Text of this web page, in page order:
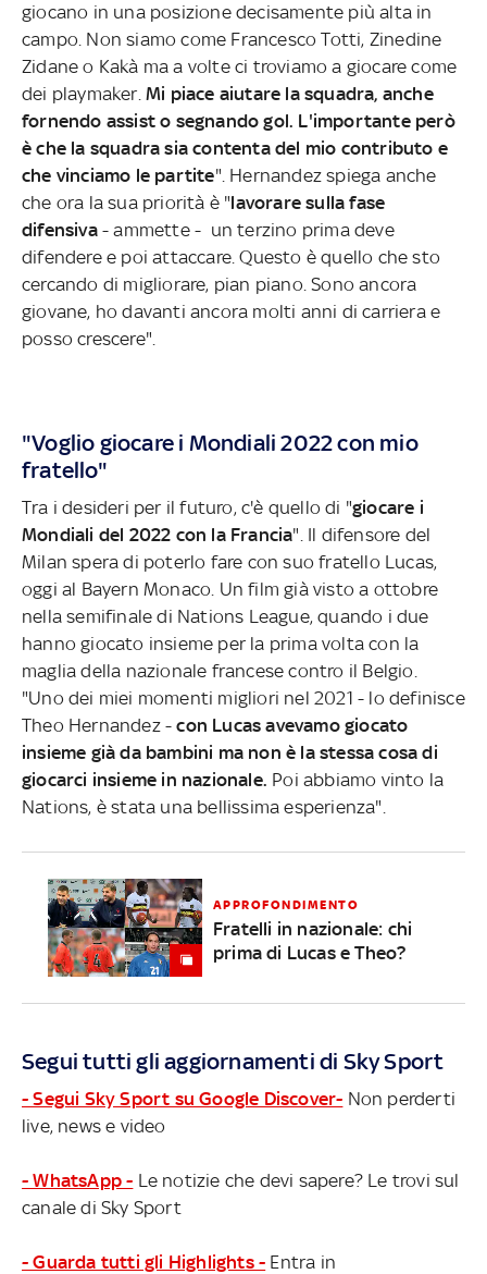
giocano in una posizione decisamente più alta in
campo. Non siamo come Francesco Totti, Zinedine
Zidane o Kakà ma a volte ci troviamo a giocare come
dei playmaker. Mi piace aiutare la squadra, anche
fornendo assist o segnando gol. L'importante però
è che la squadra sia contenta del mio contributo e
che vinciamo le partite". Hernandez spiega anche
che ora la sua priorità è "lavorare sulla fase
difensiva- ammette - un terzino prima deve
difendere e poi attaccare. Questo è quello che sto
cercando di migliorare, pian piano. Sono ancora
giovane, ho davanti ancora molti anni di carriera e
posso crescere".
"Voglio giocare i Mondiali 2022 con mio
fratello"
Tra i desideri per il futuro, c'è quello di "giocare i
Mondiali del 2022 con la Francia". Il difensore del
Milan spera di poterlo fare con suo fratello Lucas,
oggi al Bayern Monaco. Un film già visto a ottobre
nella semifinale di Nations League, quando i due
hanno giocato insieme per la prima volta con la
maglia della nazionale francese contro il Belgio.
"Uno dei miei momenti migliori nel 2021 - lo definisce
Theo Hernandez -con Lucas avevamo giocato
insieme già da bambini ma non è la stessa cosa di
giocarci insieme in nazionale. Poi abbiamo vinto la
Nations, è stata una bellissima esperienza".
APPROFONDIMENTO
Fratelli in nazionale: chi
prima di Lucas e Theo?
Segui tutti gli aggiornamenti di Sky Sport
- Segui Sky Sport su Google Discover- Non perderti
live, news e video
- WhatsApp - Le notizie che devi sapere? Le trovi sul
canale di Sky Sport
- Guarda tutti gli Highlights - Entra in